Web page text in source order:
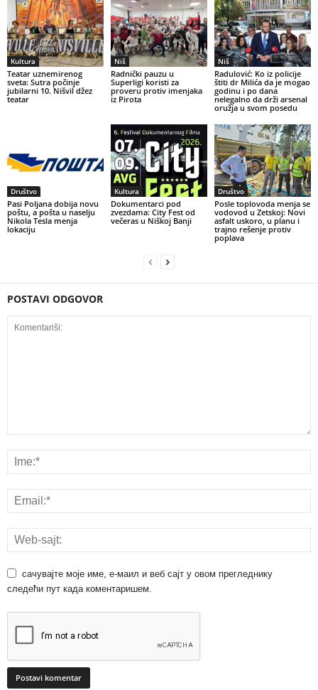
Kultura
Teatar uznemirenog
sveta: Sutra počinje
jubilarni 10. Nišvil džez
teatar
Niš
Radnički pauzu u
Superligi koristi za
proveru protiv imenjaka
iz Pirota
Niš
Radulović: Ko iz policije
štiti dr Milića da je mogao
godinu i po dana
nelegalno da drži arsenal
oružja u svom posedu
Društvo
Pasi Poljana dobija novu
poštu, a pošta u naselju
Nikola Tesla menja
lokaciju
Kultura
Dokumentarci pod
zvezdama: City Fest od
večeras u Niškoj Banji
Društvo
Posle toplovoda menja se
vodovod u Zetskoj: Novi
asfalt uskoro, u planu i
trajno rešenje protiv
poplava
POSTAVI ODGOVOR
сачувајте моје име, е-маил и веб сајт у овом прегледнику
следећи пут када коментаришем.